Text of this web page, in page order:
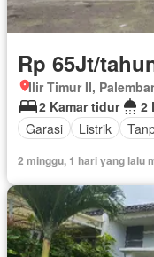
Rp 65Jt/
Ilir Timur II,
2 Kamar tidur
2
Garasi
Listrik
2 minggu, 1 hari yang lalu